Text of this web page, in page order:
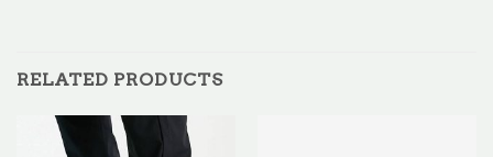
RELATED PRODUCTS